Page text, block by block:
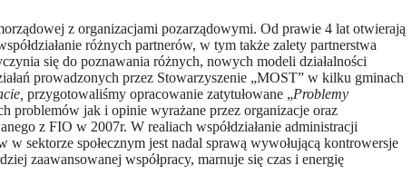
z organizacjami pozarządowymi. Od prawie 4 lat otwierają
różnych partnerów, w tym także zalety partnerstwa
się do poznawania różnych, nowych modeli działalności
prowadzonych przez Stowarzyszenie „MOST” w kilku gminach
przygotowaliśmy opracowanie zatytułowane „Problemy
problemów jak i opinie wyrażane przez organizacje oraz
z FIO w 2007r. W realiach współdziałanie administracji
sektorze społecznym jest nadal sprawą wywołującą kontrowersje
zaawansowanej współpracy, marnuje się czas i energię